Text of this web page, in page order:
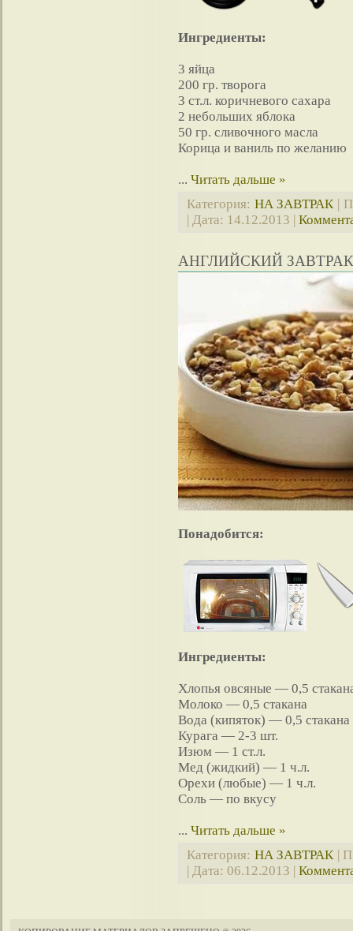
Ингредиенты:
3 яйца
200 гр. творога
3 ст.л. коричневого сахара
2 небольших яблока
50 гр. сливочного масла
Корица и ваниль по желанию
... Читать дальше »
Категория: НА ЗАВТРАК|
| Дата: 14.12.2013 |
АНГЛИЙСКИЙ
Понадобится:
Ингредиенты:
Хлопья овсяные — 0,5
Молоко — 0,5 стакана
Вода (кипяток) — 0,5 стакана
Курага — 2-3 шт.
Изюм — 1 ст.л.
Мед (жидкий) — 1 ч.л.
Орехи (любые) — 1 ч.л.
Соль — по вкусу
... Читать дальше »
Категория: НА ЗАВТРАК|
| Дата: 06.12.2013 |